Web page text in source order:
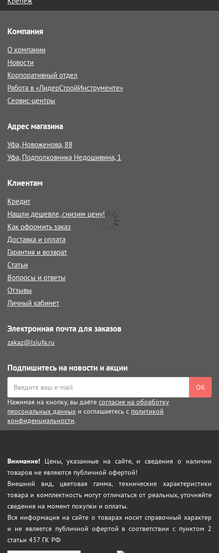
Компания
О компании
Новости
Корпоративный отдел
Работа в «ЛидерСтройИнструменте»
Сервис-центры
Адрес магазина
Уфа, Новоженова, 88
Уфа, Подполковника Недошивина, 1
Клиентам
Кредит
Нашли дешевле, снизим цену!
Как оформить заказ
Доставка и оплата
Гарантия и возврат
Статьи
Вопросы и ответы
Отзывы
Личный кабинет
Электронная почта для заказов
zakaz@lsiufa.ru
Подпишитесь на новости и акции
ОК
Нажимая на кнопку, вы даёте согласие на обработку
персональных данных и соглашаетесь с политикой
конфиденциальности.
Внимание! Цены, указанные на сайте, и сведения о наличии
товаров не являются публичной офертой!
Внешний вид, цветовая гамма, технические характеристики
товара и комплектность могут отличаться от реальных, уточняйте
сведения на момент покупки и оплаты.
Вся информация на сайте о товарах носит справочный характер
и не является публичной офертой в соответствии с пунктом 2
статьи 437 ГК РФ